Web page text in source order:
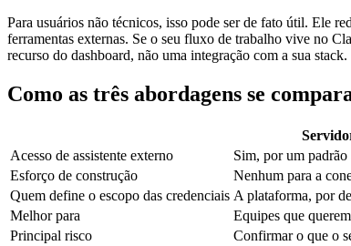
Para usuários não técnicos, isso pode ser de fato útil. Ele
ferramentas externas. Se o seu fluxo de trabalho vive no
recurso do dashboard, não uma integração com a sua stack.
Como as três abordagens se
Acesso de assistente externo
Sim, por um padrão
Esforço de construção
Nenhum para a
Quem define o escopo das credenciais A plataforma, por
Melhor para
Equipes que
Principal risco
Confirmar o que o